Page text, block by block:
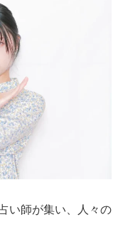
い師が集い、人々の